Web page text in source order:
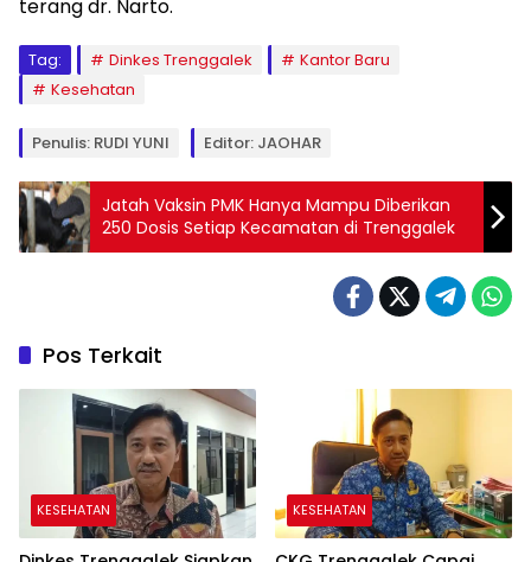
terang dr. Narto.
Tag: Dinkes Trenggalek
Kantor Baru
Kesehatan
Penulis: RUDI YUNI Editor: JAOHAR
Jatah Vaksin PMK Hanya Mampu Diberikan
250 Dosis Setiap Kecamatan di Trenggalek
Pos Terkait
KESEHATAN KESEHATAN